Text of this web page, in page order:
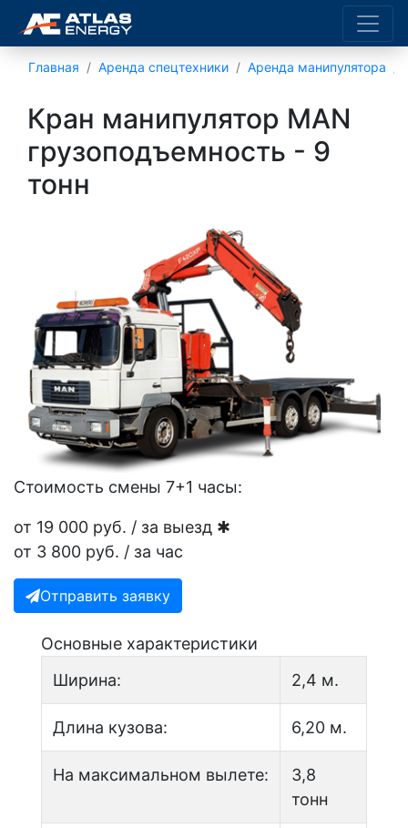
Главная Аренда спецтехники Аренда манипулятора
Кран манипулятор MAN
грузоподъемность - 9
тонн
Стоимость смены 7+1 часы:
от 19 000 руб. / за выезд ✱
от 3 800 руб. / за час
Отправить заявку
Основные характеристики
Ширина:
2,4 м.
Длина кузова: 6,20 м.
На максимальном вылете:
3,8
тонн